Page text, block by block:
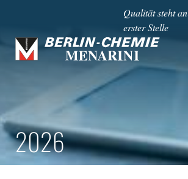
Qualität steht an
erster Stelle
2026